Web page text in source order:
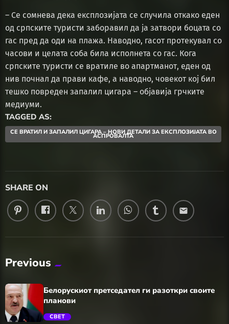
– Се сомнева дека експлозијата се случила откако еден
од српските туристи заборавил да ја затвори боцата со
гас пред да оди на плажа. Наводно, гасот протекувал со
часови и целата соба била исполнета со гас. Кога
српските туристи се вратиле во апартманот, еден од
нив почнал да прави кафе, а наводно, човекот кој бил
тешко повреден запалил цигара – објавија грчките
медиуми.
TAGGED AS:
СЕ ВРАТИЛ И ЗАПАЛИЛ ЦИГАРА – НОВИ ДЕТАЛИ ЗА ЕКСПЛОЗИЈАТА ВО
АСПРОВАЛТА
SHARE ON
email
Previous
Белорускиот претседател ги разоткри своите
планови
СВЕТ